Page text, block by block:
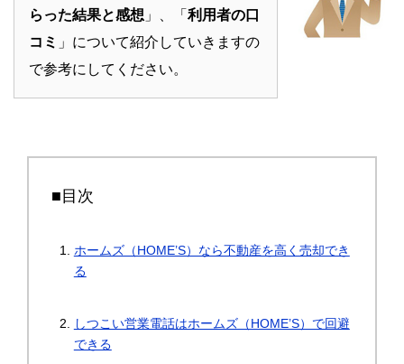
らった結果と感想 」、「 利用者の口
コミ 」について紹介していきますの
で参考にしてください。
■目次
ホームズ（HOME’S）なら不動産を高く売却でき
る
しつこい営業電話はホームズ（HOME’S）で回避
できる